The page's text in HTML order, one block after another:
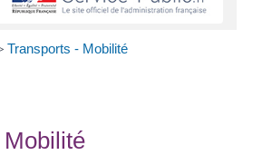
Transports - Mobilité